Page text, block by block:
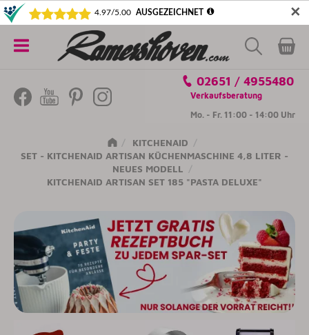
✕
5€ SICHERN! NEWSLETTER ABONNIEREN
Kategorien
02651 / 4955480
Verkaufsberatung
Mo. - Fr. 11:00 - 14:00 Uhr
KITCHENAID
SET - KITCHENAID ARTISAN KÜCHENMASCHINE 4,8 LITER -
NEUES MODELL
KITCHENAID ARTISAN SET 185 "PASTA DELUXE"